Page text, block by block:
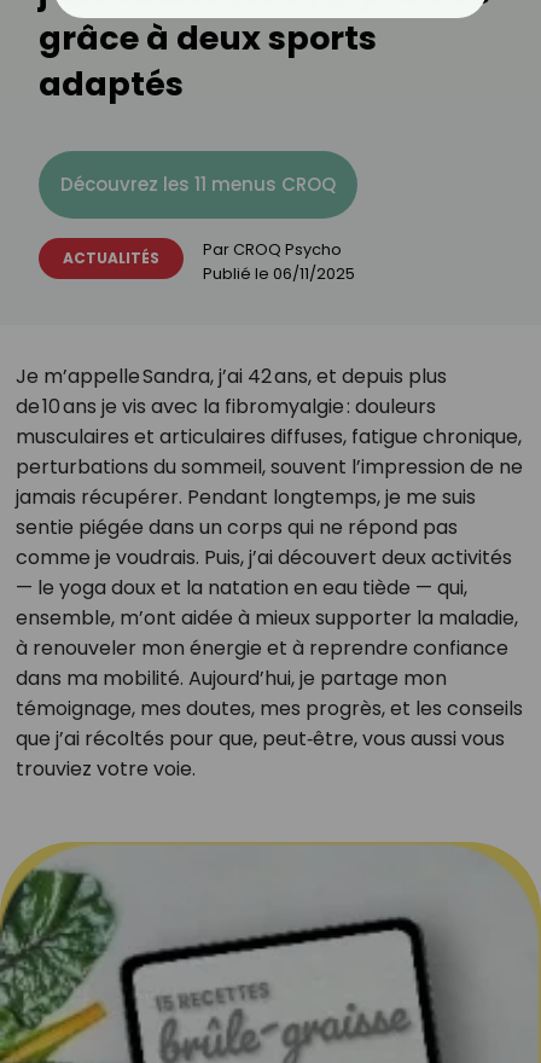
grâce à deux sports
adaptés
Découvrez les 11 menus CROQ
ACTUALITÉS Par CROQ Psycho
Publié le 06/11/2025
Je m’appelle Sandra, j’ai 42 ans, et depuis plus
de 10 ans je vis avec la fibromyalgie : douleurs
musculaires et articulaires diffuses, fatigue chronique,
perturbations du sommeil, souvent l’impression de ne
jamais récupérer. Pendant longtemps, je me suis
sentie piégée dans un corps qui ne répond pas
comme je voudrais. Puis, j’ai découvert deux activités
— le yoga doux et la natation en eau tiède — qui,
ensemble, m’ont aidée à mieux supporter la maladie,
à renouveler mon énergie et à reprendre confiance
dans ma mobilité. Aujourd’hui, je partage mon
témoignage, mes doutes, mes progrès, et les conseils
que j’ai récoltés pour que, peut‑être, vous aussi vous
trouviez votre voie.